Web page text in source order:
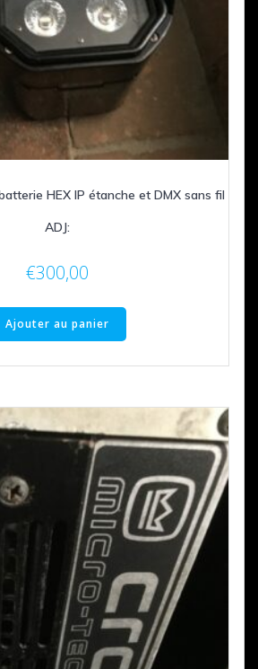
HEX IP étanche et DMX sans fil
ADJ:
€300,00
Ajouter au panier